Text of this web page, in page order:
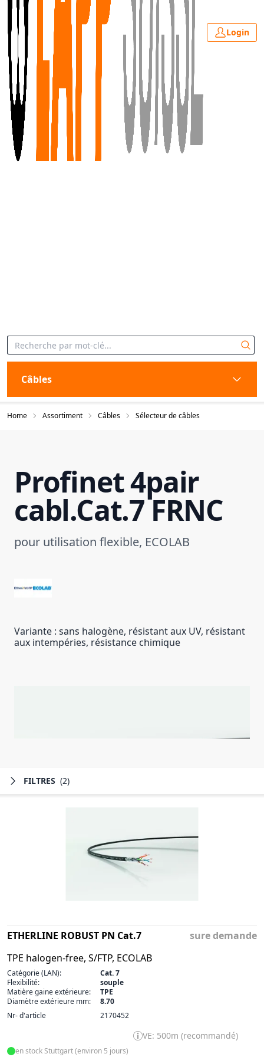
Login
Câbles
Home Assortiment Câbles Sélecteur de câbles
Profinet 4pair
cabl.Cat.7 FRNC
pour utilisation flexible, ECOLAB
Variante : sans halogène, résistant aux UV, résistant
aux intempéries, résistance chimique
FILTRES (2)
ETHERLINE ROBUST PN Cat.7
TPE halogen-free, S/FTP, ECOLAB
sure demande
Catégorie (LAN):
Cat. 7
Flexibilité:
souple
Matière gaine extérieure:
TPE
Diamètre extérieure mm:
8.70
Nr- d'article
2170452
VE: 500m (recommandé)
en stock Stuttgart (environ 5 jours)